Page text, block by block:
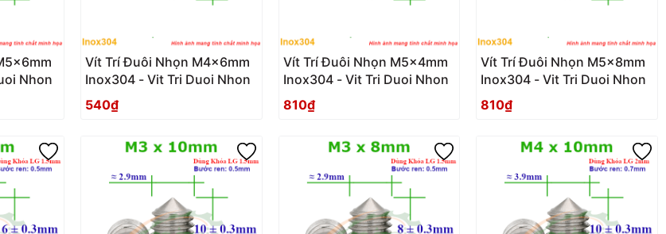
Nhon
Vít Trí Đuôi Nhọn M4x6mm
Inox304 - Vit Tri Duoi Nhon
540₫
Vít Trí Đuôi Nhọn M5x4mm
Inox304 - Vit Tri Duoi Nhon
810₫
Vít Trí Đuôi Nhọn M5x8mm
Inox304 - Vit Tri Duoi Nhon
810₫